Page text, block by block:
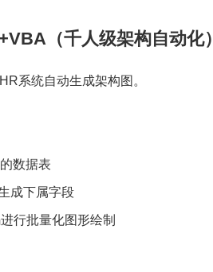
（千人级架构自动化）
系统自动生成架构图。
数据表
成下属字段
行批量化图形绘制